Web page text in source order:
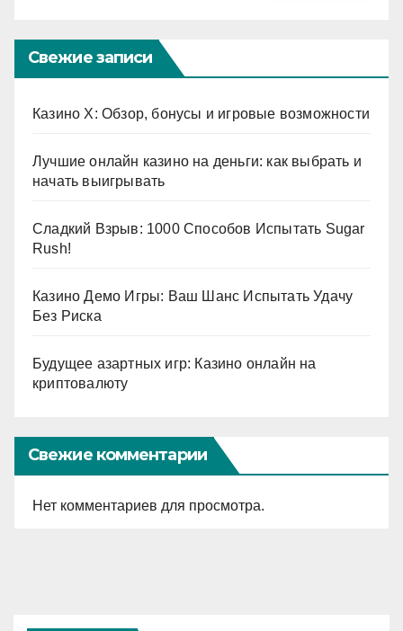
Свежие записи
Казино X: Обзор, бонусы и игровые возможности
Лучшие онлайн казино на деньги: как выбрать и
начать выигрывать
Сладкий Взрыв: 1000 Способов Испытать Sugar
Rush!
Казино Демо Игры: Ваш Шанс Испытать Удачу
Без Риска
Будущее азартных игр: Казино онлайн на
криптовалюту
Свежие комментарии
Нет комментариев для просмотра.